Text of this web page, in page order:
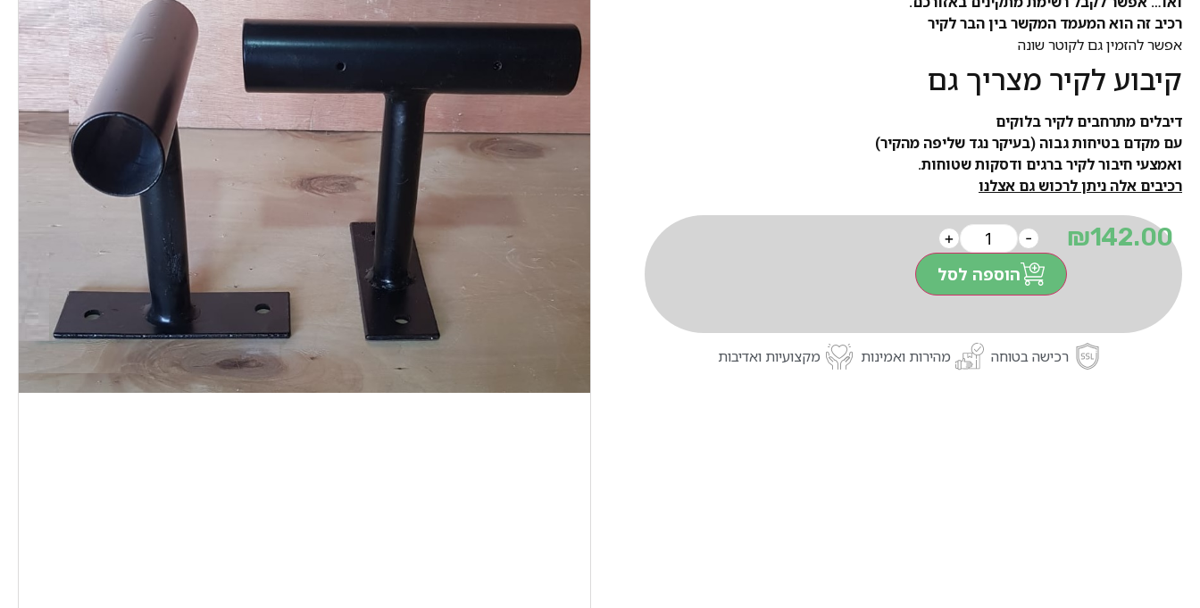
רכיב זה הוא המעמד המקשר בין הבר לקיר
אפשר להזמין גם לקוטר שונה
קיבוע לקיר מצריך גם
דיבלים מתרחבים לקיר בלוקים
עם מקדם בטיחות גבוה (בעיקר נגד שליפה מהקיר)
ואמצעי חיבור לקיר ברגים ודסקות שטוחות.
רכיבים אלה ניתן לרכוש גם אצלנו
₪142.00
-
+
הוספה לסל
רכישה בטוחה מהירות ואמינות מקצועיות ואדיבות